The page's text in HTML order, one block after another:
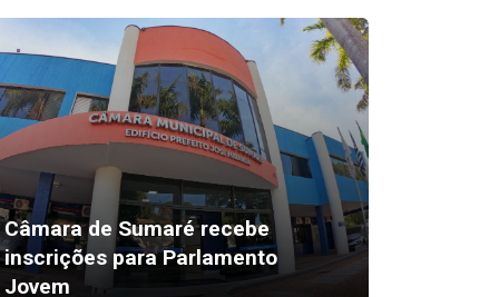
Câmara de Sumaré recebe
inscrições para Parlamento
Jovem